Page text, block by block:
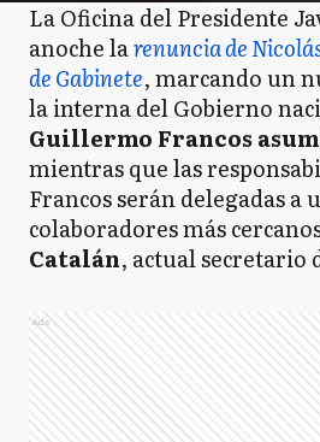
La Oficina del Presidente
anoche larenuncia de
de Gabinete, marcando un
la interna del Gobierno
Guillermo Francos
mientras que las
Francos serán delegadas a
colaboradores más
Catalán, actual
Ads